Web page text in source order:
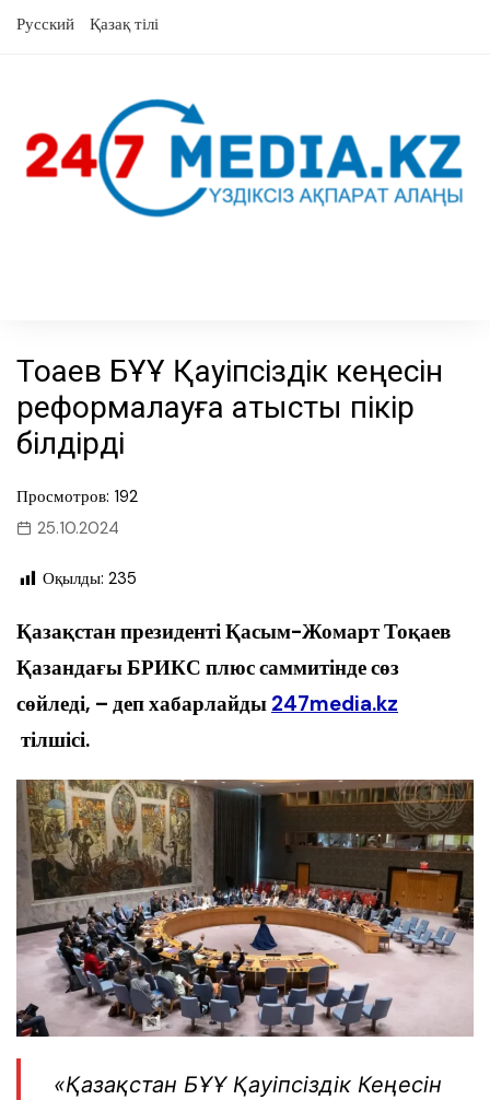
Русский Қазақ тілі
Тоқаев БҰҰ Қауіпсіздік кеңесін
реформалауға қатысты пікір
білдірді
Просмотров: 192
25.10.2024
Оқылды: 235
Қазақстан президенті Қасым-Жомарт Тоқаев
Қазандағы БРИКС плюс саммитінде сөз
сөйледі, – деп хабарлайды 247media.kz
тілшісі.
«Қазақстан БҰҰ Қауіпсіздік Кеңесін